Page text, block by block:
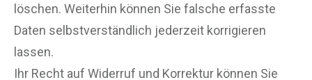
löschen. Weiterhin können Sie falsche erfasste
Daten selbstverständlich jederzeit korrigieren
lassen.
Ihr Recht auf Widerruf und Korrektur können Sie